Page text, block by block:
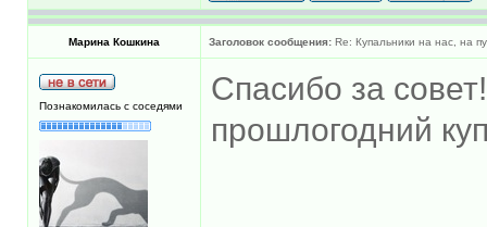
Марина Кошкина Заголовок сообщения: Re: Купальники на нас, на
Познакомилась с соседями
Спасибо за
прошлогодний